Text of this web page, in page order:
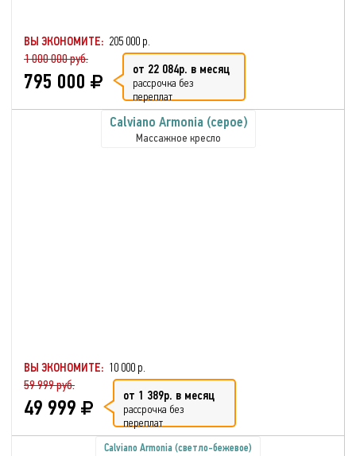
ВЫ ЭКОНОМИТЕ: 205 000 р.
1 000 000 руб.
795 000 от 22 084р. в месяц
рассрочка без
переплат
Calviano Armonia (серое)
Массажное кресло
ВЫ ЭКОНОМИТЕ: 10 000 р.
59 999 руб.
49 999 от 1 389р. в месяц
рассрочка без
переплат
Calviano Armonia (светло-бежевое)